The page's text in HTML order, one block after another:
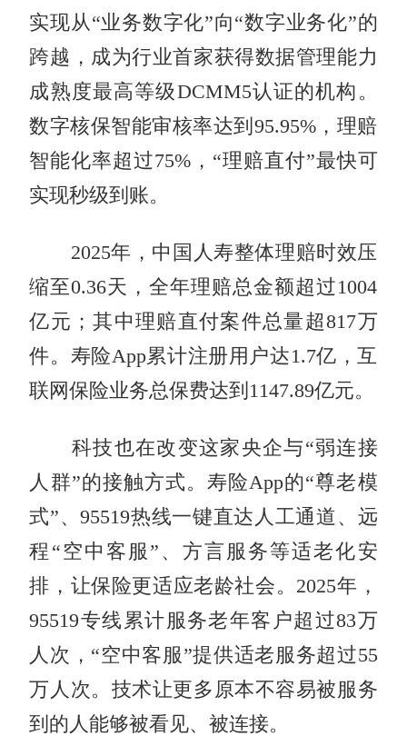
实现从“业务数字化”向“数字业务化”的
跨越，成为行业首家获得数据管理能力
成熟度最高等级DCMM5认证的机构。
数字核保智能审核率达到95.95%，理赔
智能化率超过75%，“理赔直付”最快可
实现秒级到账。
2025年，中国人寿整体理赔时效压
缩至0.36天，全年理赔总金额超过1004
亿元；其中理赔直付案件总量超817万
件。寿险App累计注册用户达1.7亿，互
联网保险业务总保费达到1147.89亿元。
科技也在改变这家央企与“弱连接
人群”的接触方式。寿险App的“尊老模
式”、95519热线一键直达人工通道、远
程“空中客服”、方言服务等适老化安
排，让保险更适应老龄社会。2025年，
95519专线累计服务老年客户超过83万
人次，“空中客服”提供适老服务超过55
万人次。技术让更多原本不容易被服务
到的人能够被看见、被连接。